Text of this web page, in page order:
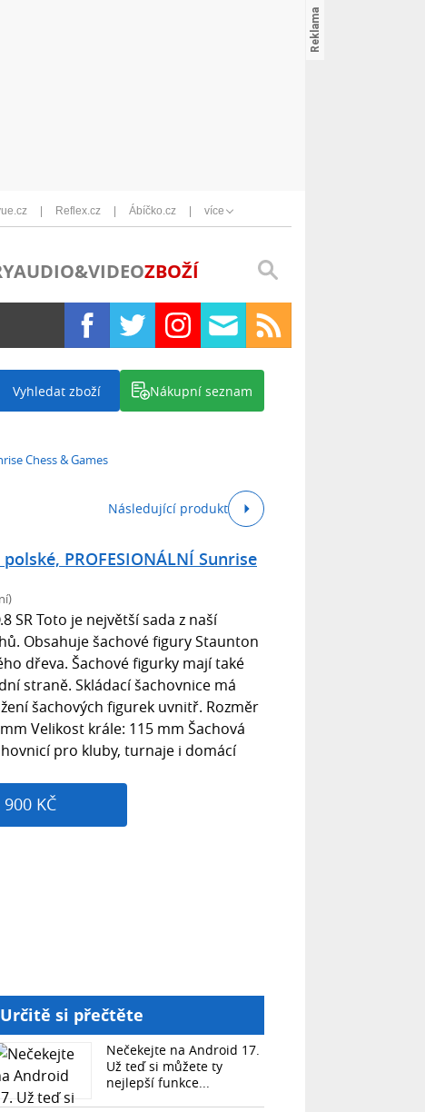
Reflex.cz Ábíčko.cz více
AUDIO&VIDEOZBOŽÍ
Vyhledat zboží Nákupní seznam
Chess & Games
Následující produkt
PROFESIONÁLNÍ Sunrise
SR Toto je největší sada z naší
Obsahuje šachové figury Staunton
dřeva. Šachové figurky mají také
straně. Skládací šachovnice má
šachových figurek uvnitř. Rozměr
Velikost krále: 115 mm Šachová
pro kluby, turnaje i domácí
KČ
Určitě si přečtěte
Nečekejte na Android 17.
Už teď si můžete ty
nejlepší funkce...